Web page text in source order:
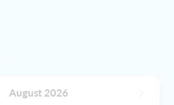
August 2026